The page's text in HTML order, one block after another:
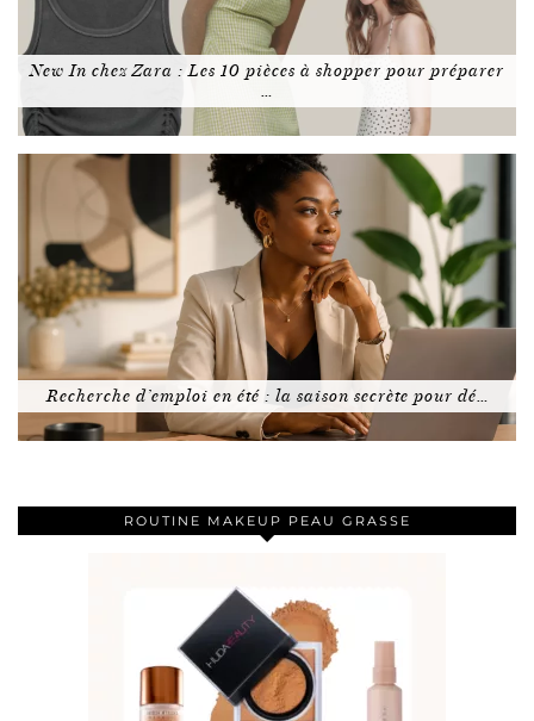
New In chez Zara : Les 10 pièces à shopper pour préparer
…
Recherche d’emploi en été : la saison secrète pour dé…
ROUTINE MAKEUP PEAU GRASSE